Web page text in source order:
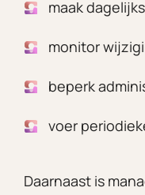
maak
monitor
beperk
voer
Daarnaast is